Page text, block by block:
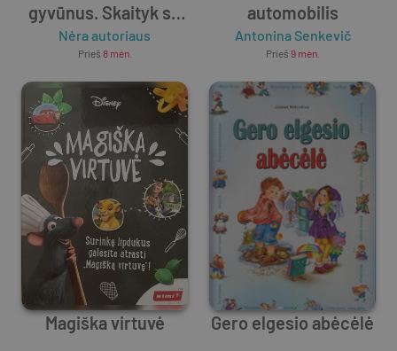
gyvūnus. Skaityk su
lupa
Nėra autoriaus
Prieš 8 mėn.
automobilis
Antonina Senkevič
Prieš 9 mėn.
Magiška virtuvė Gero elgesio abėcėlė